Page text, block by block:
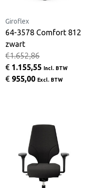
Giroflex
64-3578 Comfort 812
zwart
€1.652,86
€ 1.155,55 Incl. BTW
€ 955,00 Excl. BTW